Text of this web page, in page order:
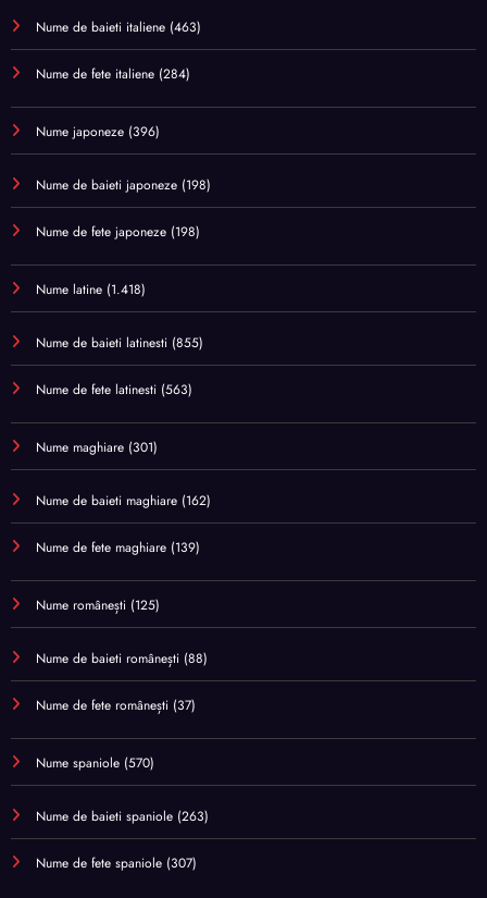
Nume de baieti italiene (463)
Nume de fete italiene (284)
Nume japoneze (396)
Nume de baieti japoneze (198)
Nume de fete japoneze (198)
Nume latine (1.418)
Nume de baieti latinesti (855)
Nume de fete latinesti (563)
Nume maghiare (301)
Nume de baieti maghiare (162)
Nume de fete maghiare (139)
Nume românești (125)
Nume de baieti românești (88)
Nume de fete românești (37)
Nume spaniole (570)
Nume de baieti spaniole (263)
Nume de fete spaniole (307)